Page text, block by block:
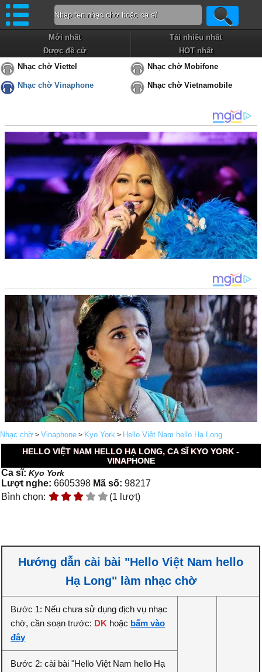
Mới nhất
Tải nhiều nhất
Được đề cử
HOT nhất
Nhạc chờ Viettel
Nhạc chờ Mobifone
Nhạc chờ Vinaphone Nhạc chờ Vietnamobile
Nhạc chờ > Vinaphone > Kyo York > Hello Việt Nam hello Hạ Long
HELLO VIỆT NAM HELLO HẠ LONG, CA SĨ KYO YORK -
VINAPHONE
Ca sĩ:Kyo York
Lượt nghe: 6605398 Mã số: 98217
Bình chọn:
(1 lượt)
Hướng dẫn cài bài "Hello Việt Nam hello
Hạ Long" làm nhạc chờ
Bước 1: Nếu chưa sử dụng dịch vụ nhạc
chờ, cần soạn trước: DK hoặc bấm vào
đây
Bước 2: cài bài "Hello Việt Nam hello Hạ